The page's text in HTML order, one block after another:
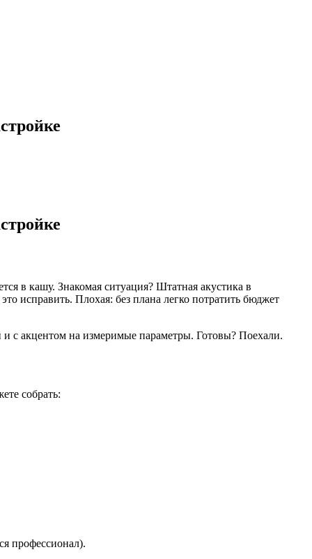
в кашу. Знакомая ситуация? Штатная акустика в
исправить. Плохая: без плана легко потратить бюджет
с акцентом на измеримые параметры. Готовы? Поехали.
собрать:
профессионал).